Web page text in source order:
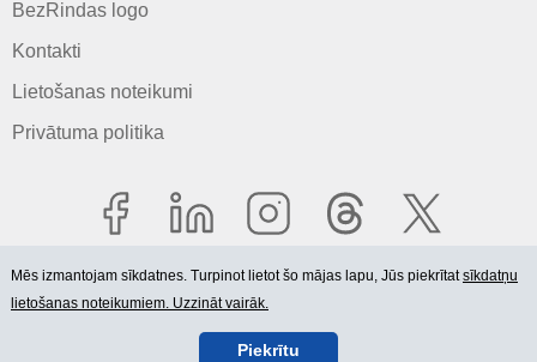
BezRindas logo
Kontakti
Lietošanas noteikumi
Privātuma politika
© 2006-2026 SIA "BEZRINDAS.LV".
Mēs izmantojam sīkdatnes. Turpinot lietot šo mājas lapu, Jūs piekrītatsīkdatņu
lietošanas noteikumiem. Uzzināt vairāk.
Piekrītu